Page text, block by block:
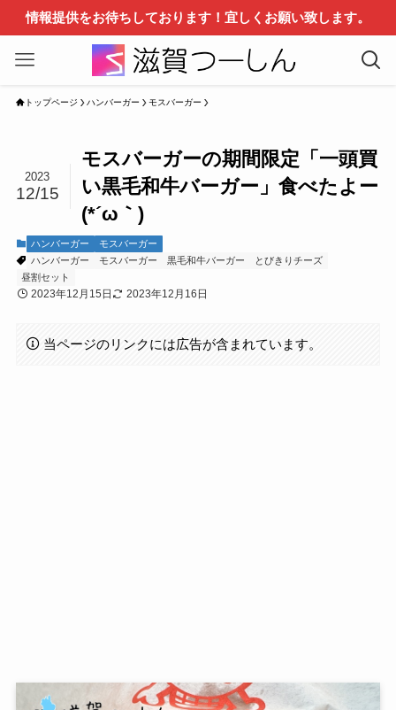
情報提供をお待ちしております！宜しくお願い致します。
トップページ ハンバーガー モスバーガー
モスバーガーの期間限定「一頭買
い黒毛和牛バーガー」食べたよー
(*´ω｀)
2023
12/15
ハンバーガー
モスバーガー
ハンバーガー
モスバーガー 黒毛和牛バーガー
とびきりチーズ
昼割セット
2023年12月15日 2023年12月16日
当ページのリンクには広告が含まれています。